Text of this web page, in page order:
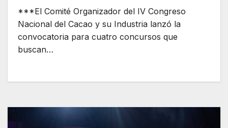
***El Comité Organizador del IV Congreso
Nacional del Cacao y su Industria lanzó la
convocatoria para cuatro concursos que
buscan…